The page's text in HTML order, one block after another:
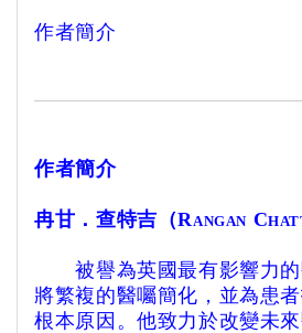
作者簡介
作者簡介
冉甘．查特吉（Rangan
被譽為英國最有影響力的
將繁複的醫囑簡化，並為患
根本原因。他致力於改變未